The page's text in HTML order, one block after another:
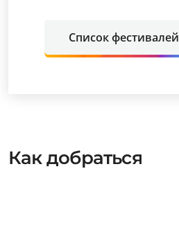
Список фестивалей
Как добраться